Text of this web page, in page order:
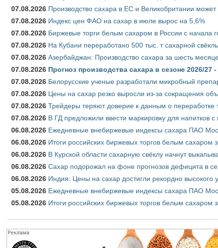
07.08.2026 Производство сахара в ЕС и Великобритании
07.08.2026 Индекс цен ФАО на сахар в июле вырос на 5,6%
07.08.2026 Биржевые торги белым сахаром в России с начала
07.08.2026 На Кубани переработано 500 тыс. т сахарной
07.08.2026 Азербайджан: Производство сахара за шесть
07.08.2026 Прогноз производства сахара в сезоне 2026/
07.08.2026 Белорусские ученые разработали микробный
07.08.2026 Цены на сахар резко выросли из-за сокращения
07.08.2026 Трейдеры теряют доверие к данным о переработке
07.08.2026 В ГД предложили ввести маркировку для напитков
06.08.2026 Ежедневные внебиржевые индексы сахара ПАО
06.08.2026 Итоги российских биржевых торгов белым сахаром
06.08.2026 В Курской области сахарную свёклу начнут
06.08.2026 Сахар подорожал на фоне прогнозов дефицита в
06.08.2026 Индия: Цены на сахар достигли рекордно высокого
05.08.2026 Ежедневные внебиржевые индексы сахара ПАО
05.08.2026 Итоги российских биржевых торгов белым сахаром